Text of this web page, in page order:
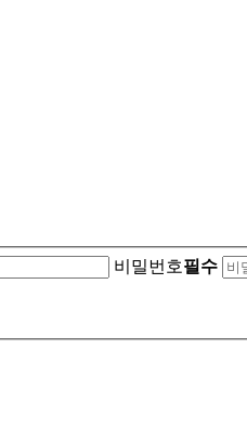
비밀번호필수